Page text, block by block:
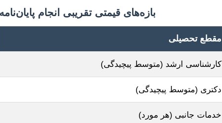
بازه‌های قیمتی تقریبی انجام
مقطع تحصیلی
کارشناسی ارشد (متوسط پیچیدگی)
دکتری (متوسط پیچیدگی)
خدمات جانبی (هر مورد)